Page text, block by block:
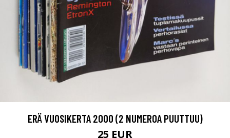
ERÄ VUOSIKERTA 2000 (2 NUMEROA PUUTTUU)
25 EUR